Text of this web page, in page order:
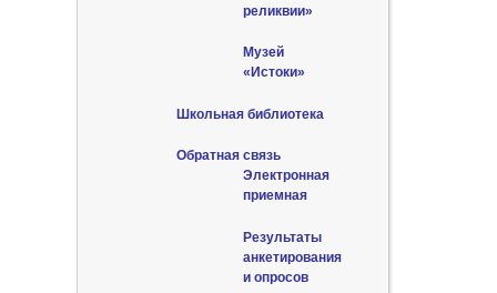
реликвии»
Музей
«Истоки»
Школьная библиотека
Обратная связь
Электронная
приемная
Результаты
анкетирования
и опросов